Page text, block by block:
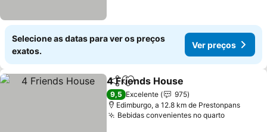
Selecione as datas para ver os preços
exatos.
Ver preços
PartilharAdicionar aos favoritos
4 Friends House
9,5 Excelente
975
Edimburgo, a 12.8 km de Prestonpans
Bebidas convenientes no quartoVer